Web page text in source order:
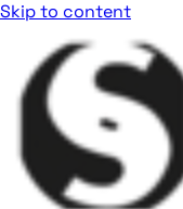
Skip to content